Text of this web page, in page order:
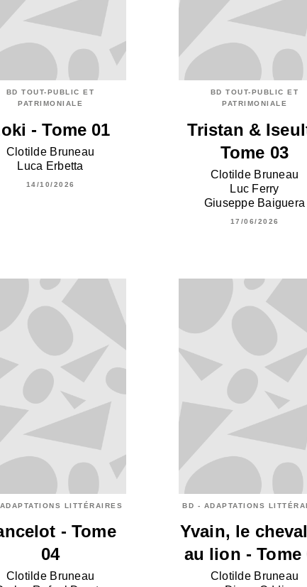
BD TOUT-PUBLIC ET
PATRIMONIALE
- Tome 01
Clotilde Bruneau
Luca Erbetta
14/10/2026
BD TOUT-PUBLIC ET
PATRIMONIALE
Tristan &
Tome 03
Clotilde Bruneau
Luc Ferry
Giuseppe Baiguera
17/06/2026
LITTÉRAIRES
- Tome
04
Clotilde Bruneau
BD - ADAPTATIONS
Yvain, le
au lion - Tome
Clotilde Bruneau